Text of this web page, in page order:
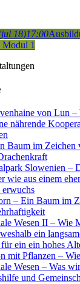
18)17:00
1
von Lun –
nährende
Baum im Zeichen
Slowenien –
wie aus einem
– Ein Baum im
Wesen II – Wie
ein
ein ein hohes
mit Pflanzen –
Wesen – Was
und